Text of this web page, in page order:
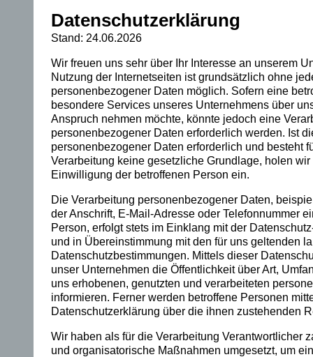
r
Ki
nd
he
un
d
m
ei
ne
Le
Datenschutzerklärung
Stand: 24.06.2026
Wir freuen uns sehr über Ihr Interesse an unserem
Nutzung der Internetseiten ist grundsätzlich ohne
personenbezogener Daten möglich. Sofern eine
besondere Services unseres Unternehmens über
Anspruch nehmen möchte, könnte jedoch eine
personenbezogener Daten erforderlich werden. Ist
personenbezogener Daten erforderlich und besteht
Verarbeitung keine gesetzliche Grundlage, holen
Einwilligung der betroffenen Person ein.
Die Verarbeitung personenbezogener Daten,
der Anschrift, E-Mail-Adresse oder Telefonnummer
Person, erfolgt stets im Einklang mit der
und in Übereinstimmung mit den für uns geltenden
Datenschutzbestimmungen. Mittels dieser
unser Unternehmen die Öffentlichkeit über Art,
uns erhobenen, genutzten und verarbeiteten
informieren. Ferner werden betroffene Personen
Datenschutzerklärung über die ihnen zustehenden
Wir haben als für die Verarbeitung Verantwortlicher
und organisatorische Maßnahmen umgesetzt, um